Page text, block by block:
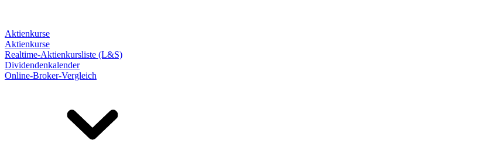
Aktienkurse
Aktienkurse
Realtime-Aktienkursliste (L&S)
Dividendenkalender
Online-Broker-Vergleich